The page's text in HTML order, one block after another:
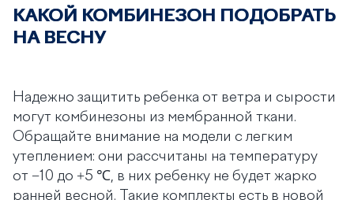
КАКОЙ КОМБИНЕЗОН ПОДОБРАТЬ
НА ВЕСНУ
Надежно защитить ребенка от ветра и сырости
могут комбинезоны из мембранной ткани.
Обращайте внимание на модели с легким
утеплением: они рассчитаны на температуру
от −10 до +5 ℃, в них ребенку не будет жарко
ранней весной. Такие комплекты есть в новой